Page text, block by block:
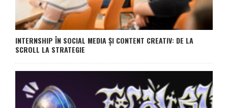
INTERNSHIP ÎN SOCIAL MEDIA ȘI CONTENT CREATIV: DE LA
SCROLL LA STRATEGIE